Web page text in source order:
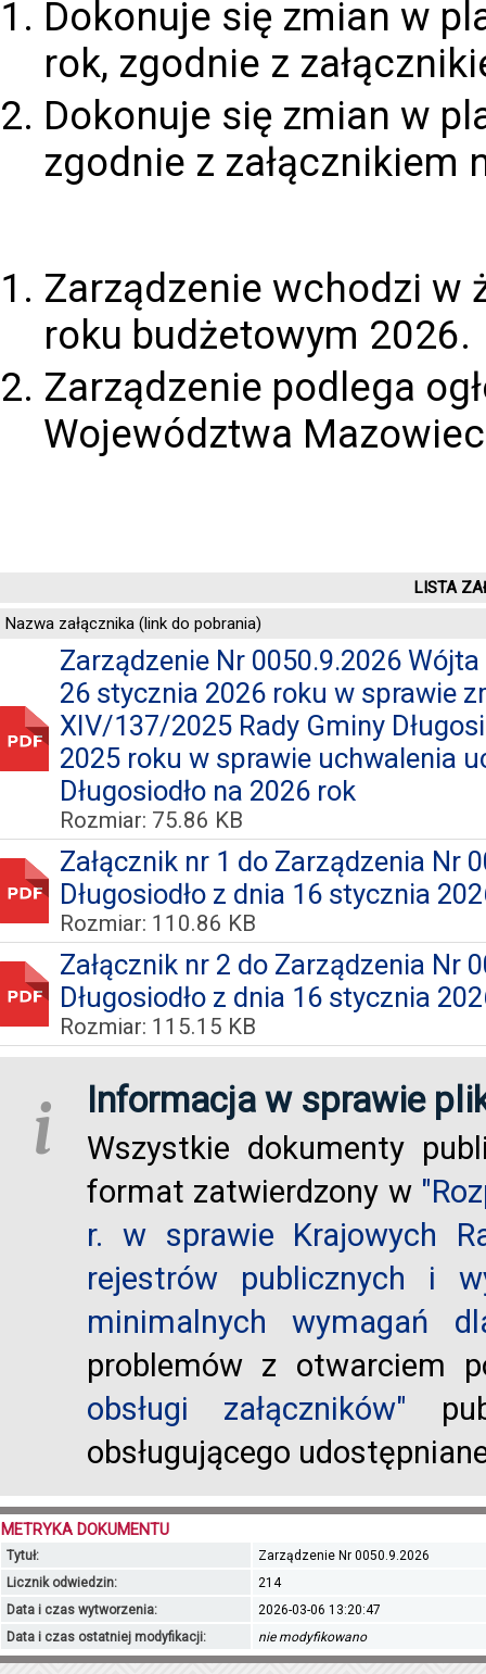
Dokonuje się zmian w
rok, zgodnie z
Dokonuje się zmian w
zgodnie z załącznikiem
Zarządzenie wchodzi w
roku budżetowym 2026.
Zarządzenie podlega
Województwa
LISTA
Nazwa załącznika (link do pobrania)
Zarządzenie Nr 0050.9.2026 Wójta
26 stycznia 2026 roku w sprawie
XIV/137/2025 Rady Gminy
2025 roku w sprawie uchwalenia
Długosiodło na 2026 rok
Rozmiar: 75.86 KB
Załącznik nr 1 do Zarządzenia Nr
Długosiodło z dnia 16 stycznia
Rozmiar: 110.86 KB
Załącznik nr 2 do Zarządzenia Nr
Długosiodło z dnia 16 stycznia
Rozmiar: 115.15 KB
i Informacja w sprawie
Wszystkie dokumenty
format zatwierdzony w
r. w sprawie Krajowych
rejestrów publicznych i
minimalnych wymagań
problemów z otwarciem
obsługi załączników"
obsługującego
METRYKA DOKUMENTU
Tytuł:
Zarządzenie Nr 0050.9.2026
Licznik odwiedzin:
214
Data i czas wytworzenia:
2026-03-06 13:20:47
Data i czas ostatniej modyfikacji:
nie modyfikowano